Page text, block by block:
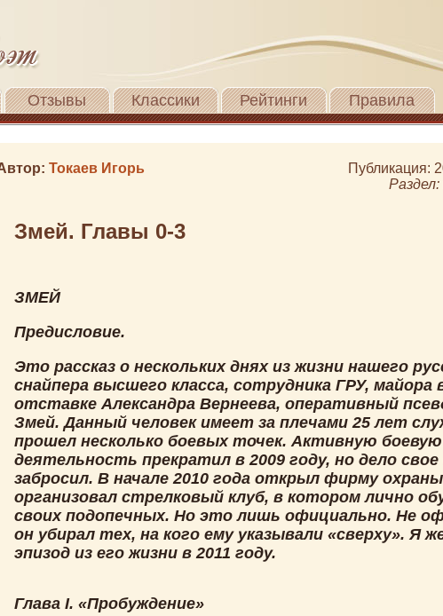
Отзывы Классики Рейтинги Правила
Токаев Игорь
Публикация:
Раздел:
Змей. Главы 0-3
ЗМЕЙ
Предисловие.
Это рассказ о нескольких днях из жизни нашего
снайпера высшего класса, сотрудника ГРУ, майора
отставке Александра Вернеева, оперативный
Змей. Данный человек имеет за плечами 25 лет
прошел несколько боевых точек. Активную боевую
деятельность прекратил в 2009 году, но дело свое
забросил. В начале 2010 года открыл фирму
организовал стрелковый клуб, в котором лично
своих подопечных. Но это лишь официально. Не
он убирал тех, на кого ему указывали «сверху». Я
эпизод из его жизни в 2011 году.
Глава I. «Пробуждение»